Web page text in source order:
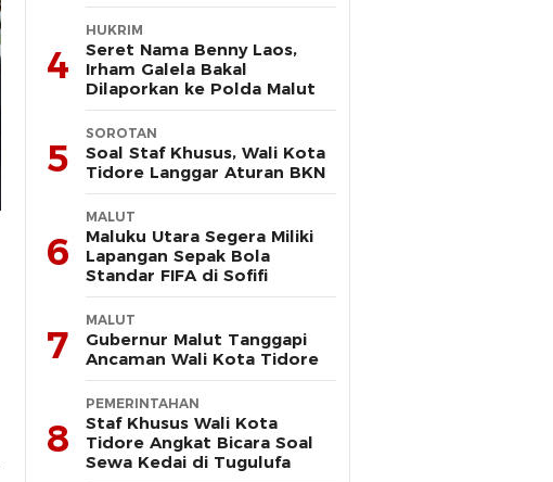
4
HUKRIM
Seret Nama Benny Laos,
Irham Galela Bakal
Dilaporkan ke Polda Malut
5
SOROTAN
Soal Staf Khusus, Wali Kota
Tidore Langgar Aturan BKN
6
MALUT
Maluku Utara Segera Miliki
Lapangan Sepak Bola
Standar FIFA di Sofifi
7
MALUT
Gubernur Malut Tanggapi
Ancaman Wali Kota Tidore
8
PEMERINTAHAN
Staf Khusus Wali Kota
Tidore Angkat Bicara Soal
Sewa Kedai di Tugulufa